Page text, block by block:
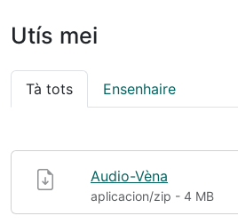
Utís mei
Tà tots Ensenhaire
Audio-Vèna
aplicacion/zip - 4 MB